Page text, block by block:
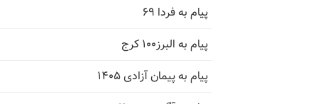
پیام به فردا ۶۹
پیام به البرز۱۰۰ کرج
پیام به پیمان آزادی ۱۴۰۵